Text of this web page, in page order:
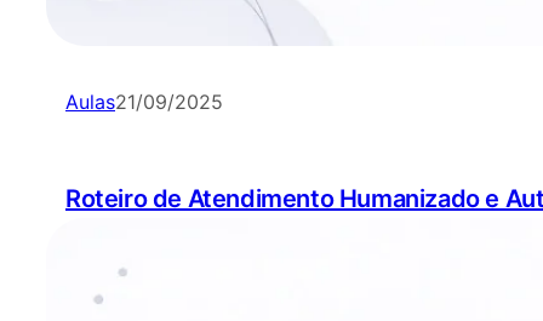
Aulas21/09/2025
Roteiro de Atendimento Humanizado e